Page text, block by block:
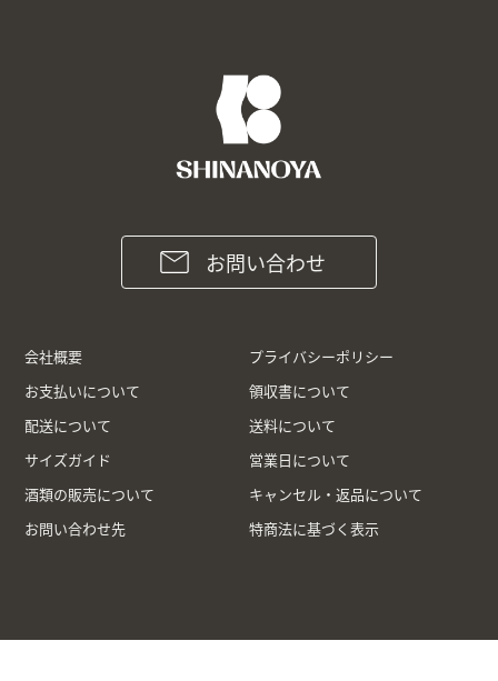
お問い合わせ
会社概要
プライバシーポリシー
お支払いについて
領収書について
配送について
送料について
サイズガイド
営業日について
酒類の販売について
キャンセル・返品について
お問い合わせ先
特商法に基づく表示